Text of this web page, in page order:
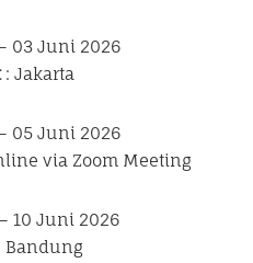
03 Juni 2026
: Jakarta
05 Juni 2026
via Zoom Meeting
10 Juni 2026